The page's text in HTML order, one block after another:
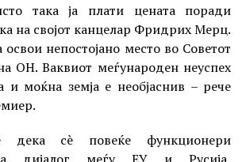
така ја плати цената поради
на својот канцелар Фридрих Мерц.
непостојано место во Советот
ОН. Ваквиот меѓународен неуспех
и моќна земја е необјаснив – рече
дека сè повеќе функционери
дијалог меѓу ЕУ и Русија,